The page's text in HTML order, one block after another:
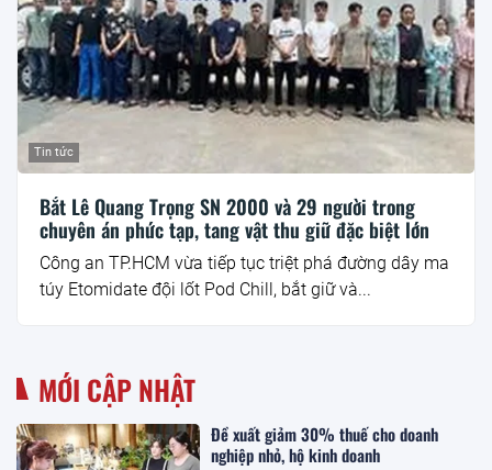
Tin tức
Bắt Lê Quang Trọng SN 2000 và 29 người trong
chuyên án phức tạp, tang vật thu giữ đặc biệt lớn
Công an TP.HCM vừa tiếp tục triệt phá đường dây ma
túy Etomidate đội lốt Pod Chill, bắt giữ và...
MỚI CẬP NHẬT
Đề xuất giảm 30% thuế cho doanh
nghiệp nhỏ, hộ kinh doanh